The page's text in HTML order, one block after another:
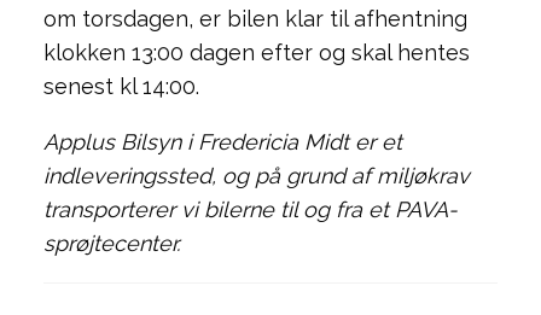
om torsdagen, er bilen klar til afhentning
klokken 13:00 dagen efter og skal hentes
senest kl 14:00.
Applus Bilsyn i Fredericia Midt er et
indleveringssted, og på grund af miljøkrav
transporterer vi bilerne til og fra et PAVA-
sprøjtecenter.